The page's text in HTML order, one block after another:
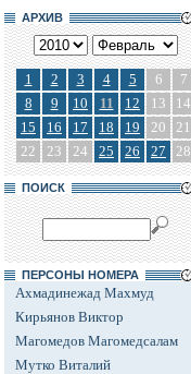
АРХИВ
1 2 3 4 5 6
7
8
9 10 11 12 13
14
15
16 17 18 19 20
21
22
23 24 25 26 27 28
ПОИСК
ПЕРСОНЫ НОМЕРА
Ахмадинежад Махмуд
Кирьянов Виктор
Магомедов Магомедсалам
Мутко Виталий